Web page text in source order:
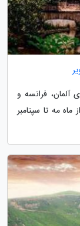
آلمان، فرانسه و
مه تا سپتامبر